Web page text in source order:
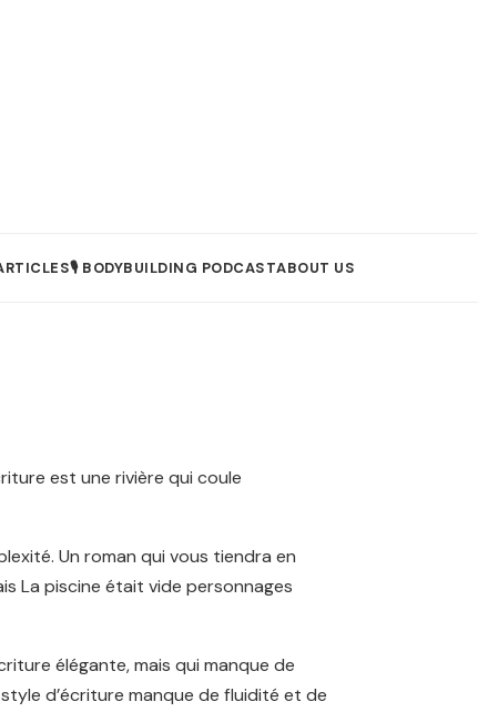
🎙️ BODYBUILDING PODCASTABOUT US
est une rivière qui coule
Un roman qui vous tiendra en
La piscine était vide personnages
élégante, mais qui manque de
d’écriture manque de fluidité et de